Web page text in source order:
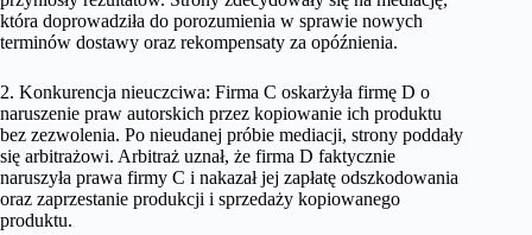
która doprowadziła do porozumienia w sprawie nowych
terminów dostawy oraz rekompensaty za opóźnienia.
2. Konkurencja nieuczciwa: Firma C oskarżyła firmę D o
naruszenie praw autorskich przez kopiowanie ich produktu
bez zezwolenia. Po nieudanej próbie mediacji, strony poddały
się arbitrażowi. Arbitraż uznał, że firma D faktycznie
naruszyła prawa firmy C i nakazał jej zapłatę odszkodowania
oraz zaprzestanie produkcji i sprzedaży kopiowanego
produktu.